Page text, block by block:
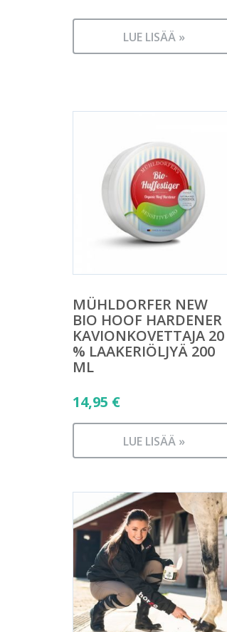
LUE LISÄÄ »
MÜHLDORFER NEW
BIO HOOF HARDENER
KAVIONKOVETTAJA 20
% LAAKERIÖLJYÄ 200
ML
14,95 €
LUE LISÄÄ »